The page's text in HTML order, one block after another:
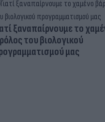
ξαναπαίρνουμε το
του βιολογικού
μας